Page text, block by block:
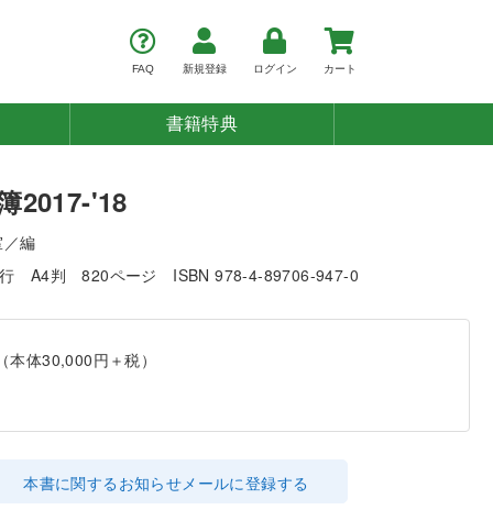
FAQ 新規登録 ログイン カート
書籍特典
2017-'18
編
A4判 820ページ ISBN 978-4-89706-947-0
本体30,000円＋税）
本書に関するお知らせメールに登録する